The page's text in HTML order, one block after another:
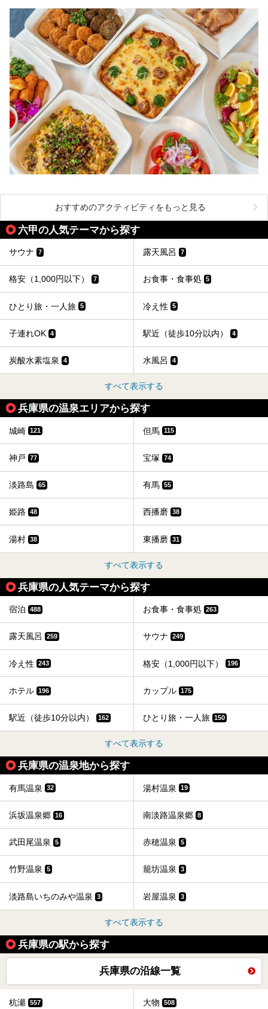
おすすめのアクティビティをもっと見る
六甲の人気テーマから探す
サウナ 7 露天風呂 7
格安（1,000円以下） 7 お食事・食事処 5
ひとり旅・一人旅 5 冷え性 5
子連れOK 4 駅近（徒歩10分以内） 4
炭酸水素塩泉 4 水風呂 4
すべて表示する
兵庫県の温泉エリアから探す
城崎 121 但馬 115
神戸 77 宝塚 74
淡路島 65 有馬 55
姫路 48 西播磨 38
湯村 38 東播磨 31
すべて表示する
兵庫県の人気テーマから探す
宿泊 488 お食事・食事処 263
露天風呂 259 サウナ 249
冷え性 243 格安（1,000円以下） 196
ホテル 196 カップル 175
駅近（徒歩10分以内） 162 ひとり旅・一人旅 150
すべて表示する
兵庫県の温泉地から探す
有馬温泉 32 湯村温泉 19
浜坂温泉郷 16 南淡路温泉郷 8
武田尾温泉 5 赤穂温泉 5
竹野温泉 5 籠坊温泉 3
淡路島いちのみや温泉 3 岩屋温泉 3
すべて表示する
兵庫県の駅から探す
兵庫県の沿線一覧
杭瀬 557 大物 508